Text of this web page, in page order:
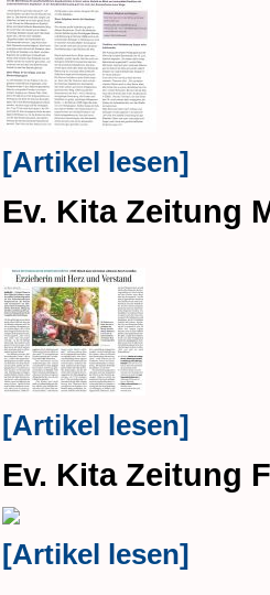
[Artikel lesen]
Ev. Kita Zeitung
[Artikel lesen]
Ev. Kita Zeitung
[Artikel lesen]